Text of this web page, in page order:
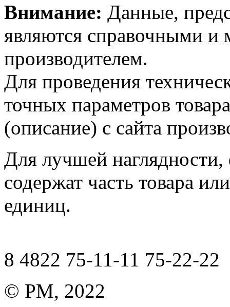
Внимание: Данные,
являются справочными и
производителем.
Для проведения
точных параметров
(описание) с сайта
Для лучшей наглядности,
содержат часть товара
единиц.
8 4822 75-11-11 75-22-22
© РМ, 2022